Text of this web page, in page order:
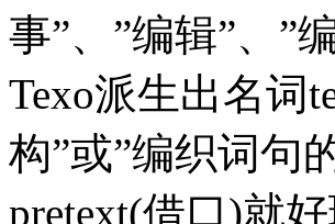
事”、”编辑”、”
Texo派生出名词
构”或”编织词句
pretext(借口)就